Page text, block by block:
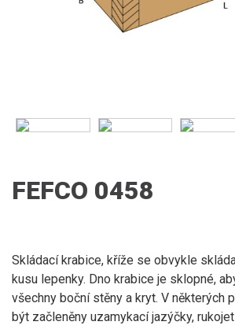
FEFCO 0458
Skládací krabice, kříže se obvykle
kusu lepenky. Dno krabice je sklopné,
všechny boční stěny a kryt. V některých
být začleněny uzamykací jazýčky,